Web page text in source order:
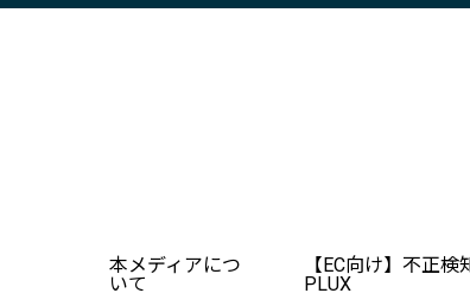
本メディアにつ
いて
【EC向け】不正
PLUX